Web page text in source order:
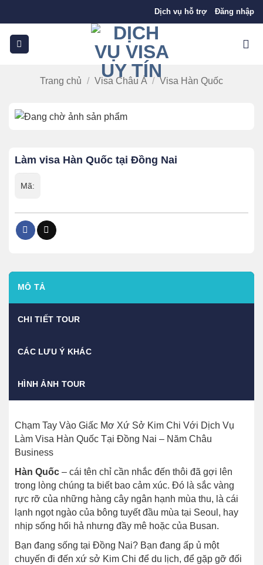
qua
nội
dung
Dịch vụ hỗ trợ Đăng nhập
Trang chủ / Visa Châu Á / Visa Hàn Quốc
Làm visa Hàn Quốc tại Đồng Nai
Mã:
MÔ TẢ
CHI TIẾT TOUR
CÁC LƯU Ý KHÁC
HÌNH ẢNH TOUR
Chạm Tay Vào Giấc Mơ Xứ Sở Kim Chi Với Dịch Vụ
Làm Visa Hàn Quốc Tại Đồng Nai – Năm Châu
Business
Hàn Quốc – cái tên chỉ cần nhắc đến thôi đã gợi lên
trong lòng chúng ta biết bao cảm xúc. Đó là sắc vàng
rực rỡ của những hàng cây ngân hạnh mùa thu, là cái
lạnh ngọt ngào của bông tuyết đầu mùa tại Seoul, hay
nhịp sống hối hả nhưng đầy mê hoặc của Busan.
Bạn đang sống tại Đồng Nai? Bạn đang ấp ủ một
chuyến đi đến xứ sở Kim Chi để du lịch, để gặp gỡ đối